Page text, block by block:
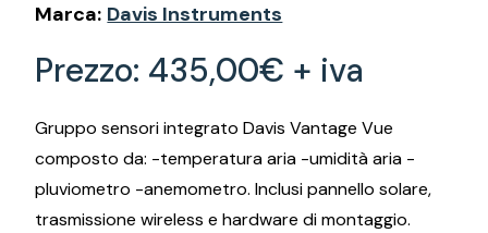
Marca: Davis Instruments
Prezzo: 435,00€ + iva
Gruppo sensori integrato Davis Vantage Vue
composto da: -temperatura aria -umidità aria -
pluviometro -anemometro. Inclusi pannello solare,
trasmissione wireless e hardware di montaggio.